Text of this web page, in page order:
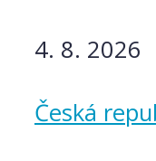
4. 8. 2026
Česká